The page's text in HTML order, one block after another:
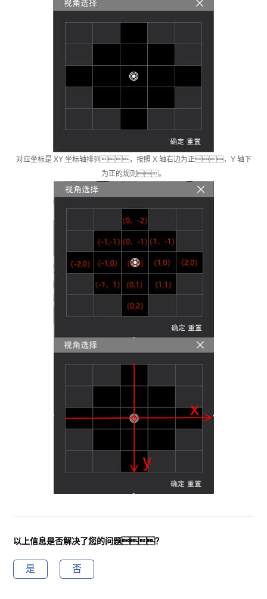
对应坐标是 XY 坐标轴排列，按照 X 轴右边为正，Y 轴下
为正的规则。
以上信息是否解决了您的问题？
是 否